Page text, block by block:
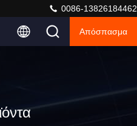
0086-13826184462
Απόσπασμα